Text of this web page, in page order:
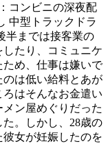
コンビニの深夜配
中型トラックドラ
半までは接客業の
たり、コミュニケ
め、仕事は嫌いで
は低い給料とあが
はそんなお金遣い
ン屋めぐりだった
。しかし、28歳の
女が妊娠したのを